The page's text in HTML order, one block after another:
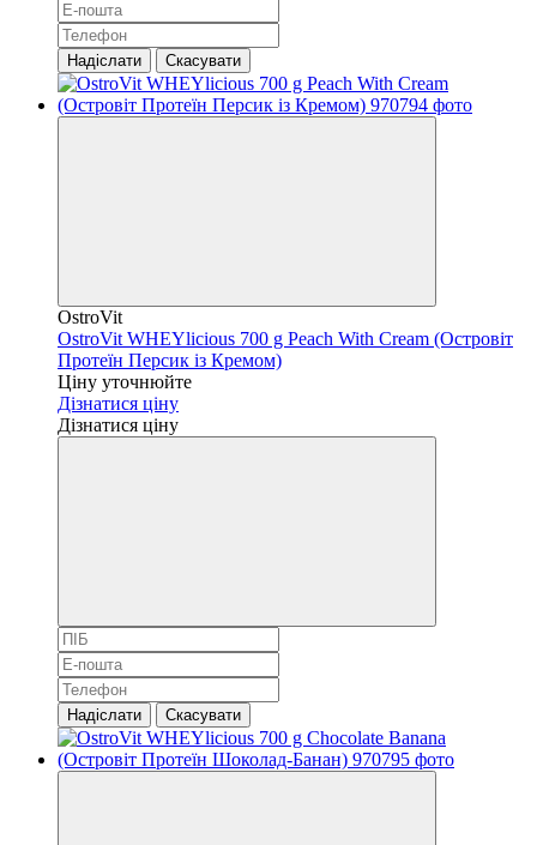
Надіслати Скасувати
OstroVit
OstroVit WHEYlicious 700 g Peach With Cream (Островіт
Протеїн Персик із Кремом)
Ціну уточнюйте
Дізнатися ціну
Дізнатися ціну
Надіслати Скасувати